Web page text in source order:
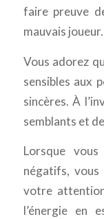
faire preuve
mauvais joueur.
Vous adorez
sensibles aux
sincères. À
semblants et
Lorsque
négatifs,
votre
l’énergie en